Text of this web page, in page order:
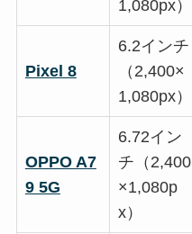
1,080px）
Pixel 8
6.2インチ
（2,400×
1,080px）
OPPO A7
9 5G
6.72イン
チ（2,400
×1,080p
x）